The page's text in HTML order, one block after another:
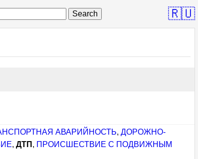
Search 🇷🇺
АВАРИЙНОСТЬ, ДОРОЖНО-
,ДТП , ПРОИСШЕСТВИЕ С ПОДВИЖНЫМ